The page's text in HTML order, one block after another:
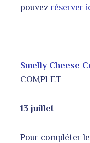
pouvezréserver
Smelly Cheese
COMPLET
13 juillet
Pour compléter